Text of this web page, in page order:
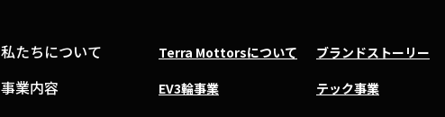
私たちについて Terra Mottorsについて ブランドストーリー
事業内容 EV3輪事業 テック事業